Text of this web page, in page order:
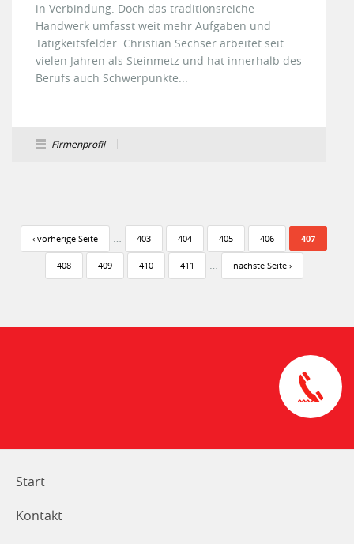
in Verbindung. Doch das traditionsreiche
Handwerk umfasst weit mehr Aufgaben und
Tätigkeitsfelder. Christian Sechser arbeitet seit
vielen Jahren als Steinmetz und hat innerhalb des
Berufs auch Schwerpunkte...
Firmenprofil
‹ vorherige Seite … 403 404 405 406 407
408 409 410 411 … nächste Seite ›
Start
Kontakt